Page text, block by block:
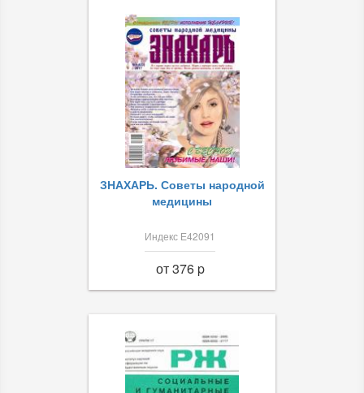
ЗНАХАРЬ. Советы народной
медицины
Индекс Е42091
от 376 p